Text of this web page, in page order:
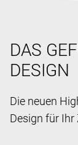
DAS
DESIGN
Die neuen
Design für Ihr